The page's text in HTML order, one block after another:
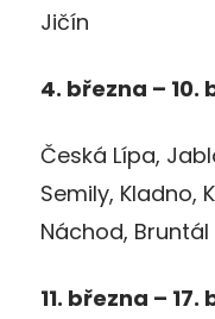
Jičín
4. března – 10.
Česká Lípa,
Semily, Kladno,
Náchod, Bruntál
11. března – 17.